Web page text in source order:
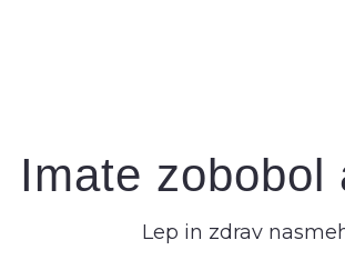
Imate zobobol
Lep in zdrav